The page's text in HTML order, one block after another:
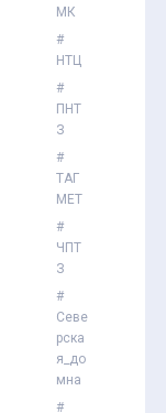
МК
#
НТЦ
#
ПНТ
З
#
ТАГ
МЕТ
#
ЧПТ
З
#
Севе
рска
я_до
мна
#